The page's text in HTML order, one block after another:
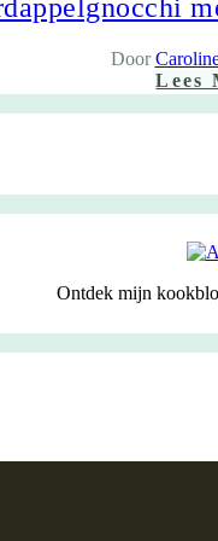
Door
Lees
Ontdek mijn